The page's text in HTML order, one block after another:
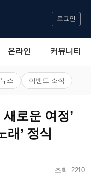
로그인
온라인 커뮤니티
스 이벤트 소식
로운 여정’
래’ 정식
조회: 2210